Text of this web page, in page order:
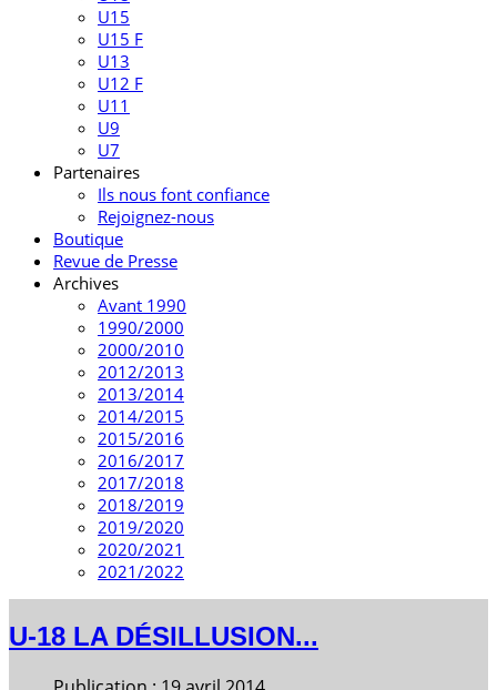
U15
U15 F
U13
U12 F
U11
U9
U7
Partenaires
Ils nous font confiance
Rejoignez-nous
Boutique
Revue de Presse
Archives
Avant 1990
1990/2000
2000/2010
2012/2013
2013/2014
2014/2015
2015/2016
2016/2017
2017/2018
2018/2019
2019/2020
2020/2021
2021/2022
U-18 LA DÉSILLUSION...